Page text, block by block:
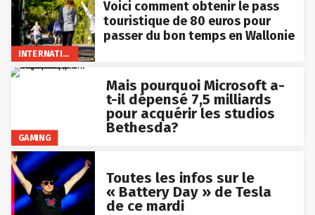
INTERNATIONAL
Voici comment obtenir le pass
touristique de 80 euros pour
passer du bon temps en Wallonie
GAMING
Mais pourquoi Microsoft a-
t-il dépensé 7,5 milliards
pour acquérir les studios
Bethesda?
Toutes les infos sur le
« Battery Day » de Tesla
de ce mardi